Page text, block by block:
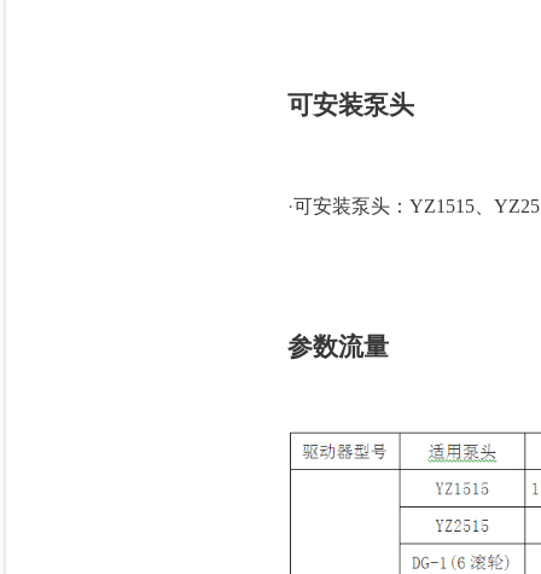
可安装泵头
·可安装泵头：YZ1515、
参数流量